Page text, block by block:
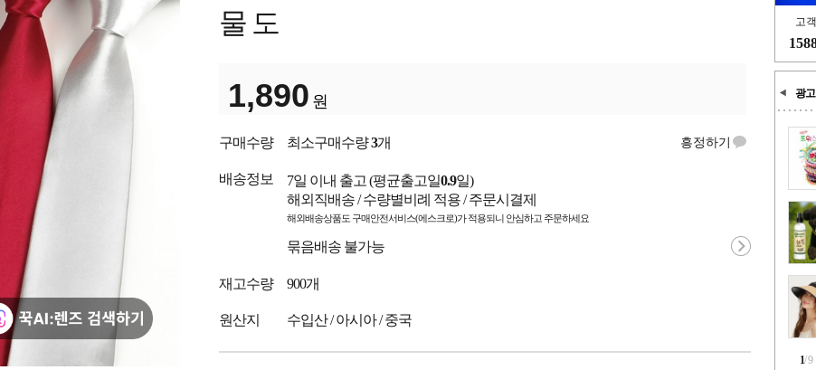
고
광고
1/9
물 도
1,890 원
구매수량 최소구매수량3개 흥정하기
배송정보 7일 이내 출고 (평균출고일0.9일)
해외직배송 / 수량별비례 적용 / 주문시결제
해외배송상품도 구매안전서비스(에스크로)가 적용되니 안심하고 주문하세요
묶음배송 불가능
재고수량 900개
원산지 수입산 / 아시아 / 중국